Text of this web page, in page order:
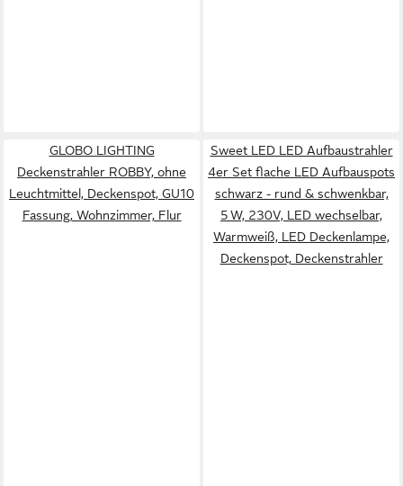
GLOBO LIGHTING
Deckenstrahler ROBBY, ohne
Leuchtmittel, Deckenspot, GU10
Fassung, Wohnzimmer, Flur
Sweet LED LED Aufbaustrahler
4er Set flache LED Aufbauspots
schwarz - rund & schwenkbar,
5 W, 230V, LED wechselbar,
Warmweiß, LED Deckenlampe,
Deckenspot, Deckenstrahler